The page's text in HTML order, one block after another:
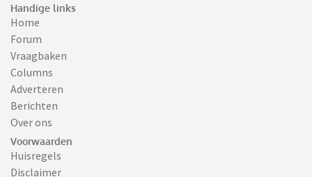
Handige links
Home
Forum
Vraagbaken
Columns
Adverteren
Berichten
Over ons
Voorwaarden
Huisregels
Disclaimer